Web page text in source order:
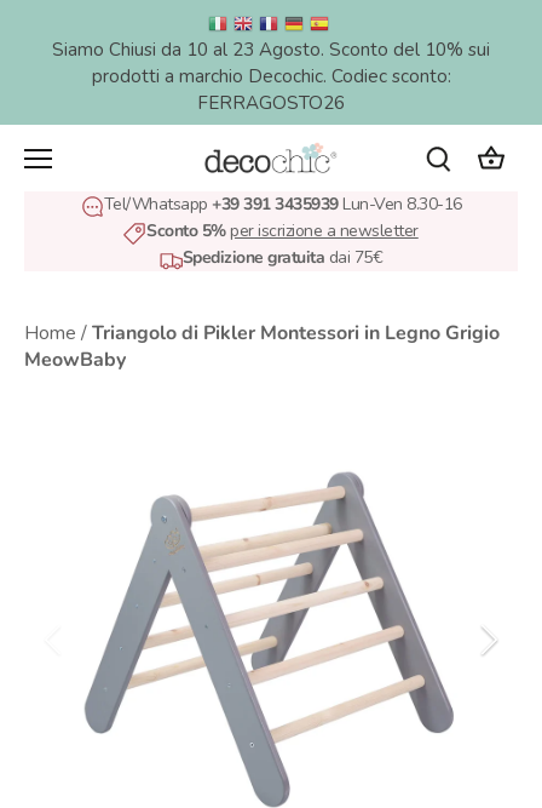
Siamo Chiusi da 10 al 23 Agosto. Sconto del 10% sui
prodotti a marchio Decochic. Codiec sconto:
FERRAGOSTO26
Tel/Whatsapp +39 391 3435939Lun-Ven 8.30-16
Sconto 5%per iscrizione a newsletter
Spedizione gratuita dai 75€
Home /Triangolo di Pikler Montessori in Legno Grigio
MeowBaby